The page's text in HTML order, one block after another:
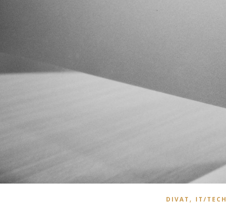
DIVAT , IT/TECH